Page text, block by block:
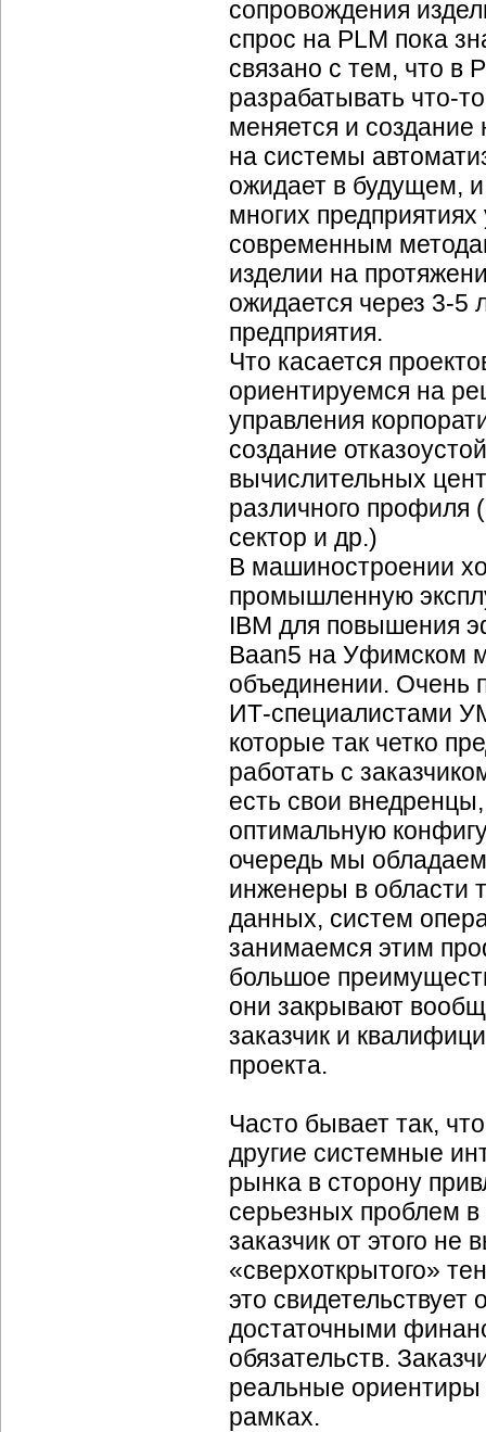
сопровождения
спрос на PLM пока
связано с тем, что в
разрабатывать что-то
меняется и создание
на системы
ожидает в будущем,
многих
современным
изделии на
ожидается через 3-5
предприятия.
Что касается
ориентируемся на
управления
создание
вычислительных
различного профиля
сектор и др.)
В машиностроении
промышленную
IBM для повышения
Baan5 на Уфимском
объединении. Очень
ИТ-специалистами
которые так четко
работать с
есть свои
оптимальную
очередь мы
инженеры в области
данных, систем
занимаемся этим
большое
они закрывают
заказчик и
проекта.
Часто бывает так,
другие системные
рынка в сторону
серьезных проблем
заказчик от этого не
«сверхоткрытого»
это свидетельствует
достаточными
обязательств.
реальные
рамках.